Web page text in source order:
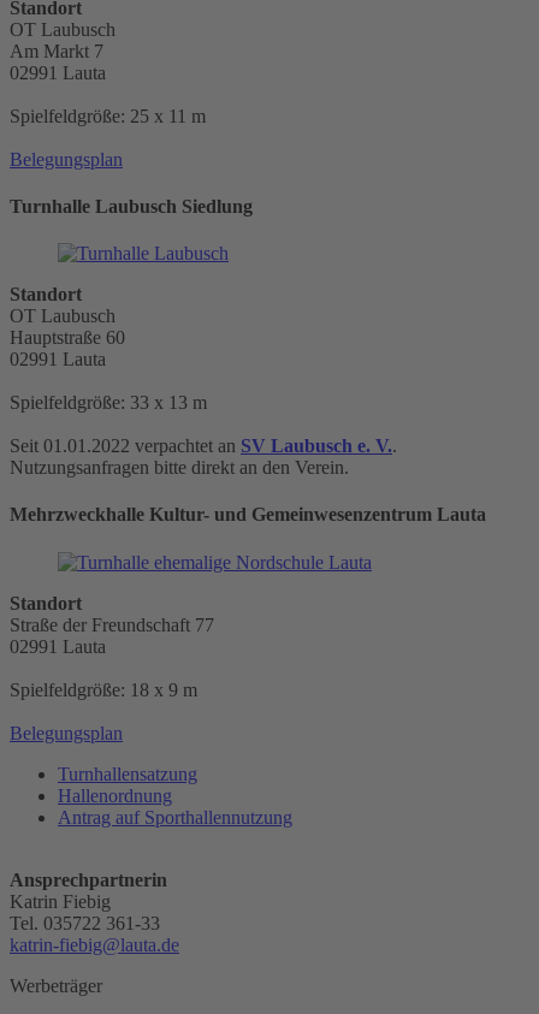
Standort
OT Laubusch
Am Markt 7
02991 Lauta
Spielfeldgröße: 25 x 11 m
Belegungsplan
Turnhalle Laubusch Siedlung
Standort
OT Laubusch
Hauptstraße 60
02991 Lauta
Spielfeldgröße: 33 x 13 m
Seit 01.01.2022 verpachtet an SV Laubusch e. V..
Nutzungsanfragen bitte direkt an den Verein.
Mehrzweckhalle Kultur- und Gemeinwesenzentrum Lauta
Standort
Straße der Freundschaft 77
02991 Lauta
Spielfeldgröße: 18 x 9 m
Belegungsplan
Turnhallensatzung
Hallenordnung
Antrag auf Sporthallennutzung
Ansprechpartnerin
Katrin Fiebig
Tel. 035722 361-33
katrin-fiebig@lauta.de
Werbeträger